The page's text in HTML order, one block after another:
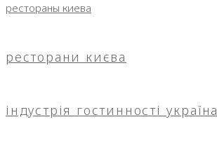
рестораны киева
ресторани києва
індустрія гостинності україна